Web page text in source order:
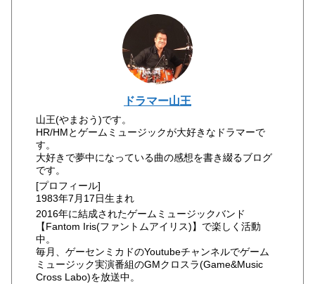
ドラマー山王
山王(やまおう)です。
HR/HMとゲームミュージックが大好きなドラマーで
す。
大好きで夢中になっている曲の感想を書き綴るブログ
です。
[プロフィール]
1983年7月17日生まれ
2016年に結成されたゲームミュージックバンド
【Fantom Iris(ファントムアイリス)】で楽しく活動
中。
毎月、ゲーセンミカドのYoutubeチャンネルでゲーム
ミュージック実演番組のGMクロスラ(Game&Music
Cross Labo)を放送中。